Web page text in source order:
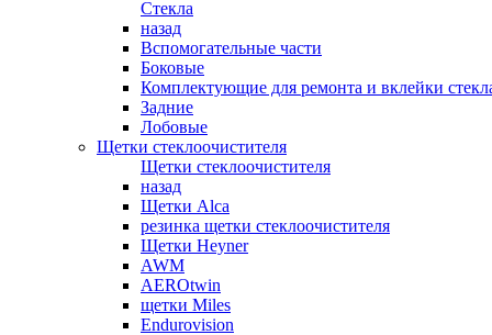
Стекла
назад
Вспомогательные части
Боковые
Комплектующие для ремонта и вклейки
Задние
Лобовые
Щетки стеклоочистителя
Щетки стеклоочистителя
назад
Щетки Alca
резинка щетки стеклоочистителя
Щетки Heyner
AWM
AEROtwin
щетки Miles
Endurovision